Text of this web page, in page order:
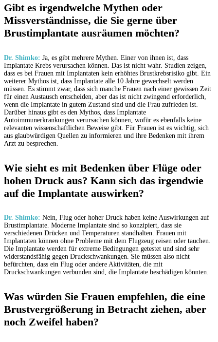
Gibt es irgendwelche Mythen oder
Missverständnisse, die Sie gerne über
Brustimplantate ausräumen möchten?
Dr. Shimko: Ja, es gibt mehrere Mythen. Einer von ihnen ist, dass
Implantate Krebs verursachen können. Das ist nicht wahr. Studien zeigen,
dass es bei Frauen mit Implantaten kein erhöhtes Brustkrebsrisiko gibt. Ein
weiterer Mythos ist, dass Implantate alle 10 Jahre gewechselt werden
müssen. Es stimmt zwar, dass sich manche Frauen nach einer gewissen Zeit
für einen Austausch entscheiden, aber das ist nicht zwingend erforderlich,
wenn die Implantate in gutem Zustand sind und die Frau zufrieden ist.
Darüber hinaus gibt es den Mythos, dass Implantate
Autoimmunerkrankungen verursachen können, wofür es ebenfalls keine
relevanten wissenschaftlichen Beweise gibt. Für Frauen ist es wichtig, sich
aus glaubwürdigen Quellen zu informieren und ihre Bedenken mit ihrem
Arzt zu besprechen.
Wie sieht es mit Bedenken über Flüge oder
hohen Druck aus? Kann sich das irgendwie
auf die Implantate auswirken?
Dr. Shimko: Nein, Flug oder hoher Druck haben keine Auswirkungen auf
Brustimplantate. Moderne Implantate sind so konzipiert, dass sie
verschiedenen Drücken und Temperaturen standhalten. Frauen mit
Implantaten können ohne Probleme mit dem Flugzeug reisen oder tauchen.
Die Implantate werden für extreme Bedingungen getestet und sind sehr
widerstandsfähig gegen Druckschwankungen. Sie müssen also nicht
befürchten, dass ein Flug oder andere Aktivitäten, die mit
Druckschwankungen verbunden sind, die Implantate beschädigen könnten.
Was würden Sie Frauen empfehlen, die eine
Brustvergrößerung in Betracht ziehen, aber
noch Zweifel haben?